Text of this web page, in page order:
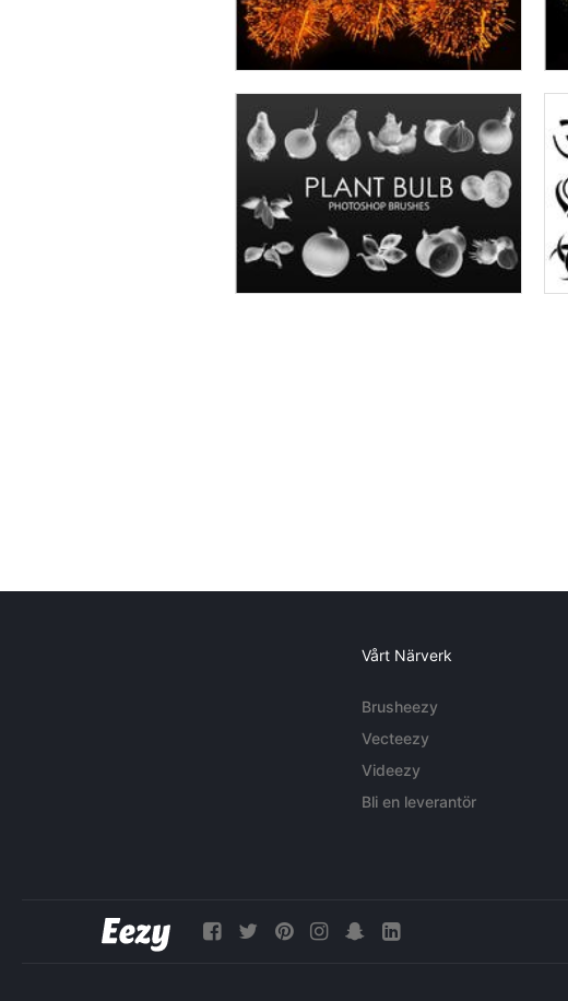
Vårt Närverk
Brusheezy
Vecteezy
Videezy
Bli en leverantör